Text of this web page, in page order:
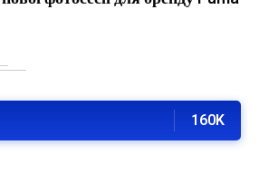
160K